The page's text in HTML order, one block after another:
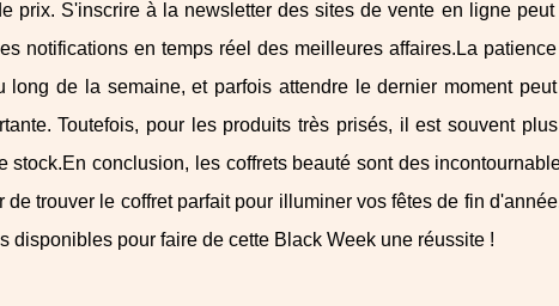
prix. S'inscrire à la newsletter des sites de vente en ligne
notifications en temps réel des meilleures affaires.La
long de la semaine, et parfois attendre le dernier moment
Toutefois, pour les produits très prisés, il est souvent
stock.En conclusion, les coffrets beauté sont des
trouver le coffret parfait pour illuminer vos fêtes de fin
disponibles pour faire de cette Black Week une réussite !